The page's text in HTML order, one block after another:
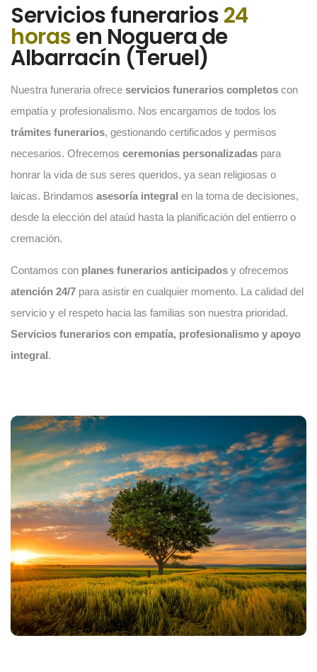
Servicios funerarios24
horasen Noguera de
Albarracín (Teruel)
Nuestra funeraria ofrece servicios funerarios completos con
empatía y profesionalismo. Nos encargamos de todos los
trámites funerarios, gestionando certificados y permisos
necesarios. Ofrecemos ceremonias personalizadas para
honrar la vida de sus seres queridos, ya sean religiosas o
laicas. Brindamos asesoría integral en la toma de decisiones,
desde la elección del ataúd hasta la planificación del entierro o
cremación.
Contamos con planes funerarios anticipados y ofrecemos
atención 24/7 para asistir en cualquier momento. La calidad del
servicio y el respeto hacia las familias son nuestra prioridad.
Servicios funerarios con empatía, profesionalismo y apoyo
integral.